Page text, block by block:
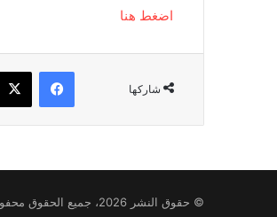
اضغط هنا
شاركها
فيسبوك
© حقوق النشر 2026، جميع الحقوق محفوظة | لجمعية الامل العراقية